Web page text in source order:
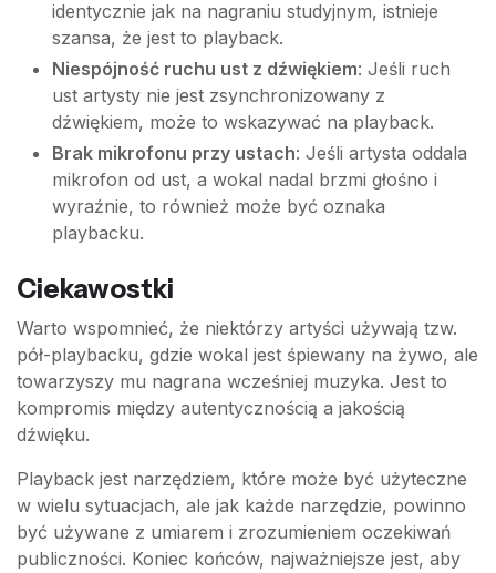
identycznie jak na nagraniu studyjnym, istnieje
szansa, że jest to playback.
Niespójność ruchu ust z dźwiękiem: Jeśli ruch
ust artysty nie jest zsynchronizowany z
dźwiękiem, może to wskazywać na playback.
Brak mikrofonu przy ustach: Jeśli artysta oddala
mikrofon od ust, a wokal nadal brzmi głośno i
wyraźnie, to również może być oznaka
playbacku.
Ciekawostki
Warto wspomnieć, że niektórzy artyści używają tzw.
pół-playbacku, gdzie wokal jest śpiewany na żywo, ale
towarzyszy mu nagrana wcześniej muzyka. Jest to
kompromis między autentycznością a jakością
dźwięku.
Playback jest narzędziem, które może być użyteczne
w wielu sytuacjach, ale jak każde narzędzie, powinno
być używane z umiarem i zrozumieniem oczekiwań
publiczności. Koniec końców, najważniejsze jest, aby